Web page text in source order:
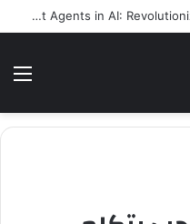
اونلاين